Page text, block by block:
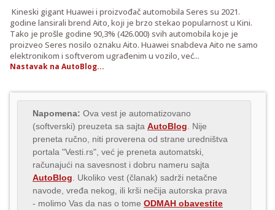
Kineski gigant Huawei i proizvođač automobila Seres su 2021.
godine lansirali brend Aito, koji je brzo stekao popularnost u Kini.
Tako je prošle godine 90,3% (426.000) svih automobila koje je
proizveo Seres nosilo oznaku Aito. Huawei snabdeva Aito ne samo
elektronikom i softverom ugrađenim u vozilo, već...
Nastavak na AutoBlog...
Napomena: Ova vest je automatizovano
(softverski) preuzeta sa sajta AutoBlog . Nije
preneta ručno, niti proverena od strane uredništva
portala "Vesti.rs", već je preneta automatski,
računajući na savesnost i dobru nameru sajta
AutoBlog . Ukoliko vest (članak) sadrži netačne
navode, vređa nekog, ili krši nečija autorska prava
- molimo Vas da nas o tome ODMAH obavestite